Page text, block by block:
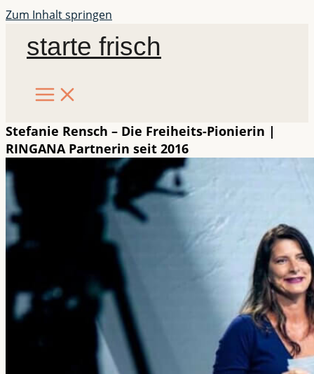
Zum Inhalt springen
starte frisch
Stefanie Rensch – Die Freiheits-Pionierin |
RINGANA Partnerin seit 2016